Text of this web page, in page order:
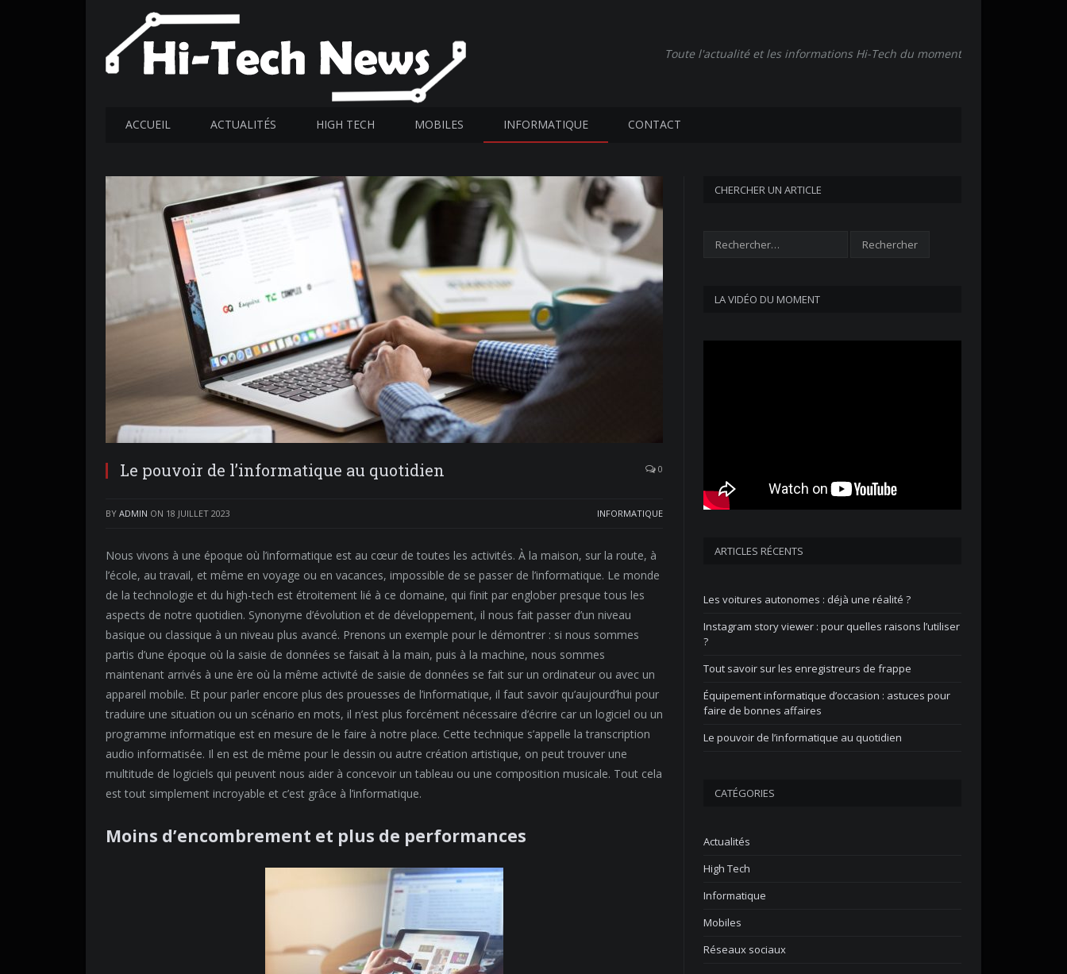
Toute l'actualité et les informations Hi-Tech du moment
ACCUEIL ACTUALITÉS HIGH TECH MOBILES INFORMATIQUE CONTACT
Le pouvoir de l’informatique au quotidien 0
BY ADMIN ON 18 JUILLET 2023 INFORMATIQUE
Nous vivons à une époque où l’informatique est au cœur de toutes les activités. À la maison, sur la route, à
l’école, au travail, et même en voyage ou en vacances, impossible de se passer de l’informatique. Le monde
de la technologie et du high-tech est étroitement lié à ce domaine, qui finit par englober presque tous les
aspects de notre quotidien. Synonyme d’évolution et de développement, il nous fait passer d’un niveau
basique ou classique à un niveau plus avancé. Prenons un exemple pour le démontrer : si nous sommes
partis d’une époque où la saisie de données se faisait à la main, puis à la machine, nous sommes
maintenant arrivés à une ère où la même activité de saisie de données se fait sur un ordinateur ou avec un
appareil mobile. Et pour parler encore plus des prouesses de l’informatique, il faut savoir qu’aujourd’hui pour
traduire une situation ou un scénario en mots, il n’est plus forcément nécessaire d’écrire car un logiciel ou un
programme informatique est en mesure de le faire à notre place. Cette technique s’appelle la transcription
audio informatisée. Il en est de même pour le dessin ou autre création artistique, on peut trouver une
multitude de logiciels qui peuvent nous aider à concevoir un tableau ou une composition musicale. Tout cela
est tout simplement incroyable et c’est grâce à l’informatique.
Moins d’encombrement et plus de performances
CHERCHER UN ARTICLE
LA VIDÉO DU MOMENT
ARTICLES RÉCENTS
Les voitures autonomes : déjà une réalité ?
Instagram story viewer : pour quelles raisons l’utiliser
?
Tout savoir sur les enregistreurs de frappe
Équipement informatique d’occasion : astuces pour
faire de bonnes affaires
Le pouvoir de l’informatique au quotidien
CATÉGORIES
Actualités
High Tech
Informatique
Mobiles
Réseaux sociaux